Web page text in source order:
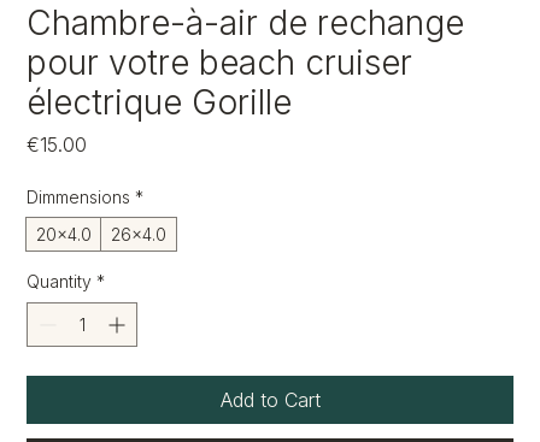
Chambre-à-air de rechange
pour votre beach cruiser
électrique Gorille
€15.00
Dimmensions *
20x4.0
26x4.0
Quantity *
Add to Cart